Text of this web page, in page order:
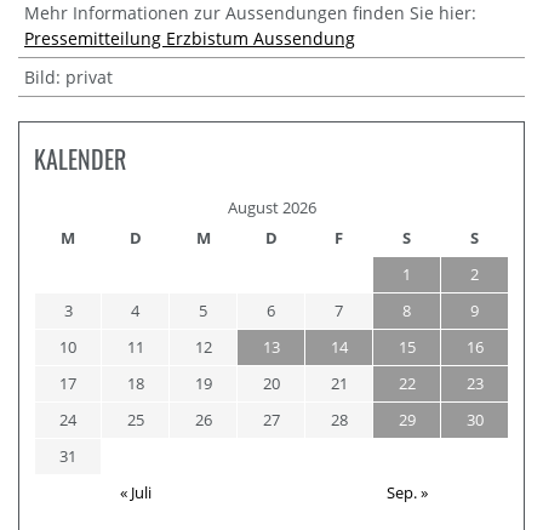
Mehr Informationen zur Aussendungen finden Sie hier:
Pressemitteilung Erzbistum Aussendung
Bild: privat
KALENDER
August 2026
M
D M D F S
S
1
2
3
4 5 6 7 8
9
10
11 12 13 14 15
16
17
18 19 20 21 22
23
24
25 26 27 28 29
30
31
« Juli
Sep. »